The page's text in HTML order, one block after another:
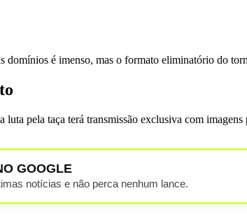
domínios é imenso, mas o formato eliminatório do
pela taça terá transmissão exclusiva com
GOOGLE
notícias e não perca nenhum lance.